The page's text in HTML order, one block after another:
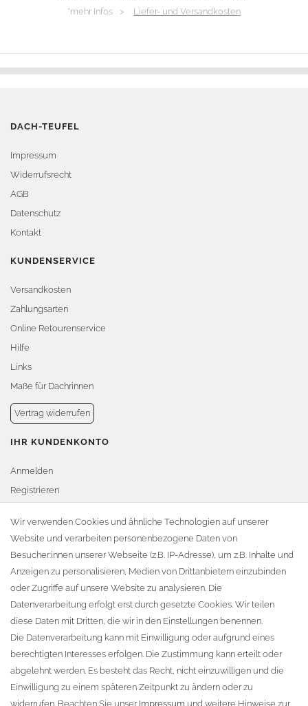
*mehr Infos > Liefer- und Versandkosten
DACH-TEUFEL
Impressum
Widerrufsrecht
AGB
Datenschutz
Kontakt
KUNDENSERVICE
Versandkosten
Zahlungsarten
Online Retourenservice
Hilfe
Links
Maße für Dachrinnen
Vertrag widerrufen
IHR KUNDENKONTO
Anmelden
Registrieren
Warenkorb
Zur Kasse
KONTAKT
Fa. Steffen Jost
Söbrigener Weg 50
D-01796 Pirna
Telefon:+49 (0)3501 507295
info@dach-teufel.de
Wir verwenden Cookies und ähnliche Technologien auf unserer
Website und verarbeiten personenbezogene Daten von
Besucher:innen unserer Webseite (z.B. IP-Adresse), um z.B. Inhalte und
Anzeigen zu personalisieren, Medien von Drittanbietern einzubinden
oder Zugriffe auf unsere Website zu analysieren. Die
Datenverarbeitung erfolgt erst durch gesetzte Cookies. Wir teilen
diese Daten mit Dritten, die wir in den Einstellungen benennen.
Die Datenverarbeitung kann mit Einwilligung oder aufgrund eines
berechtigten Interesses erfolgen. Die Zustimmung kann erteilt oder
abgelehnt werden. Es besteht das Recht, nicht einzuwilligen und die
Einwilligung zu einem späteren Zeitpunkt zu ändern oder zu
widerrufen. Beachten Sie unser Impressum und weitere Hinweise zur